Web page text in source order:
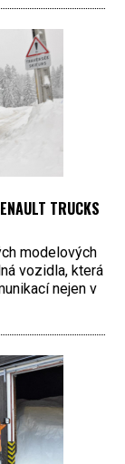
TRUCKS
modelových
vozidla, která
nejen v